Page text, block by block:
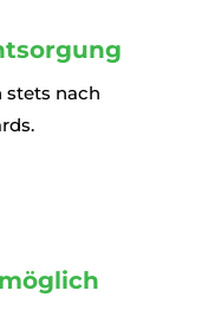
stets nach